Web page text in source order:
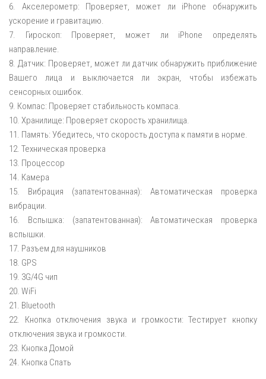
6. Акселерометр: Проверяет, может ли iPhone обнаружить
ускорение и гравитацию.
7. Гироскоп: Проверяет, может ли iPhone определять
направление.
8. Датчик: Проверяет, может ли датчик обнаружить приближение
Вашего лица и выключается ли экран, чтобы избежать
сенсорных ошибок.
9. Компас: Проверяет стабильность компаса.
10. Хранилище: Проверяет скорость хранилища.
11. Память: Убедитесь, что скорость доступа к памяти в норме.
12. Техническая проверка
13. Процессор
14. Камера
15. Вибрация (запатентованная): Автоматическая проверка
вибрации.
16. Вспышка: (запатентованная): Автоматическая проверка
вспышки.
17. Разъем для наушников
18. GPS
19. 3G/4G чип
20. WiFi
21. Bluetooth
22. Кнопка отключения звука и громкости: Тестирует кнопку
отключения звука и громкости.
23. Кнопка Домой
24. Кнопка Спать